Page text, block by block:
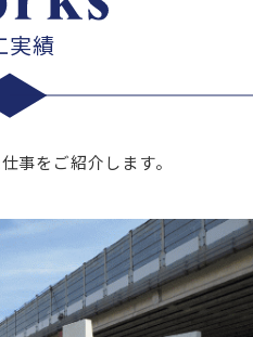
実績
事をご紹介します。